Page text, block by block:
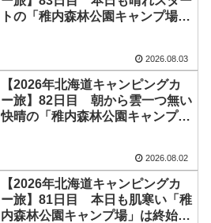
トの「稚内森林公園キャンプ場」
26℃と快適な気温です♪実践ガイ
ド第3弾発売開始しました！
2026.08.03
【2026年北海道キャンピングカ
ー旅】82日目 朝から雲一つ無い
快晴の「稚内森林公園キャンプ
大花火大会」を旅の先輩方と楽し
みました＼(^o^)／ 夜は外気温
17℃ほどに
2026.08.02
【2026年北海道キャンピングカ
ー旅】81日目 本日も肌寒い「稚
内森林公園キャンプ場」は終始曇